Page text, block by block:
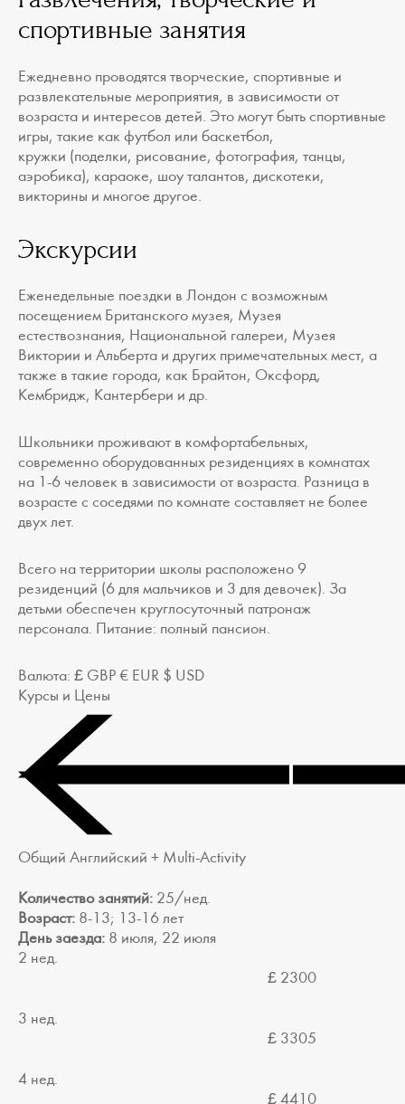
спортивные занятия
Ежедневно проводятся творческие, спортивные и
развлекательные мероприятия, в зависимости от
возраста и интересов детей. Это могут быть спортивные
игры, такие как футбол или баскетбол,
кружки (поделки, рисование, фотография, танцы,
аэробика), караоке, шоу талантов, дискотеки,
викторины и многое другое.
Экскурсии
Еженедельные поездки в Лондон с возможным
посещением Британского музея, Музея
естествознания, Национальной галереи, Музея
Виктории и Альберта и других примечательных мест, а
также в такие города, как Брайтон, Оксфорд,
Кембридж, Кантербери и др.
Школьники проживают в комфортабельных,
современно оборудованных резиденциях в комнатах
на 1-6 человек в зависимости от возраста. Разница в
возрасте с соседями по комнате составляет не более
двух лет.
Всего на территории школы расположено 9
резиденций (6 для мальчиков и 3 для девочек). За
детьми обеспечен круглосуточный патронаж
персонала. Питание: полный пансион.
Валюта: £ GBP € EUR $ USD
Курсы и Цены
Общий Английский + Multi-Activity
Количество занятий: 25/нед.
Возраст: 8-13; 13-16 лет
День заезда: 8 июля, 22 июля
2 нед.
£ 2300
3 нед.
£ 3305
4 нед.
£ 4410